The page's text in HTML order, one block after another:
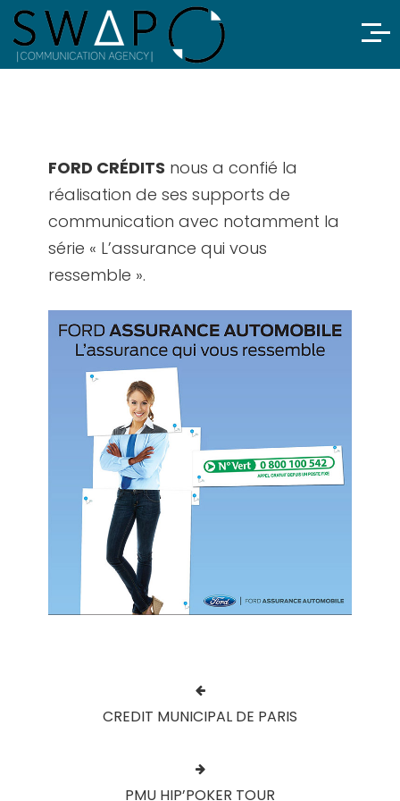
FORD CRÉDITS nous a confié la
réalisation de ses supports de
communication avec notamment la
série « L’assurance qui vous
ressemble ».
CREDIT MUNICIPAL DE PARIS
PMU HIP’POKER TOUR